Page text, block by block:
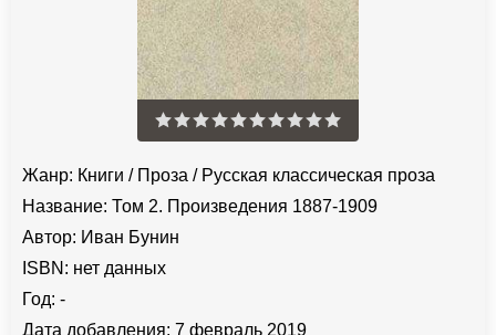
Жанр: Книги / Проза / Русская классическая проза
Название: Том 2. Произведения 1887-1909
Автор: Иван Бунин
ISBN: нет данных
Год: -
Дата добавления: 7 февраль 2019